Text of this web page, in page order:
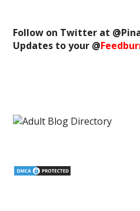
Follow on Twitter at @
Updates to your @